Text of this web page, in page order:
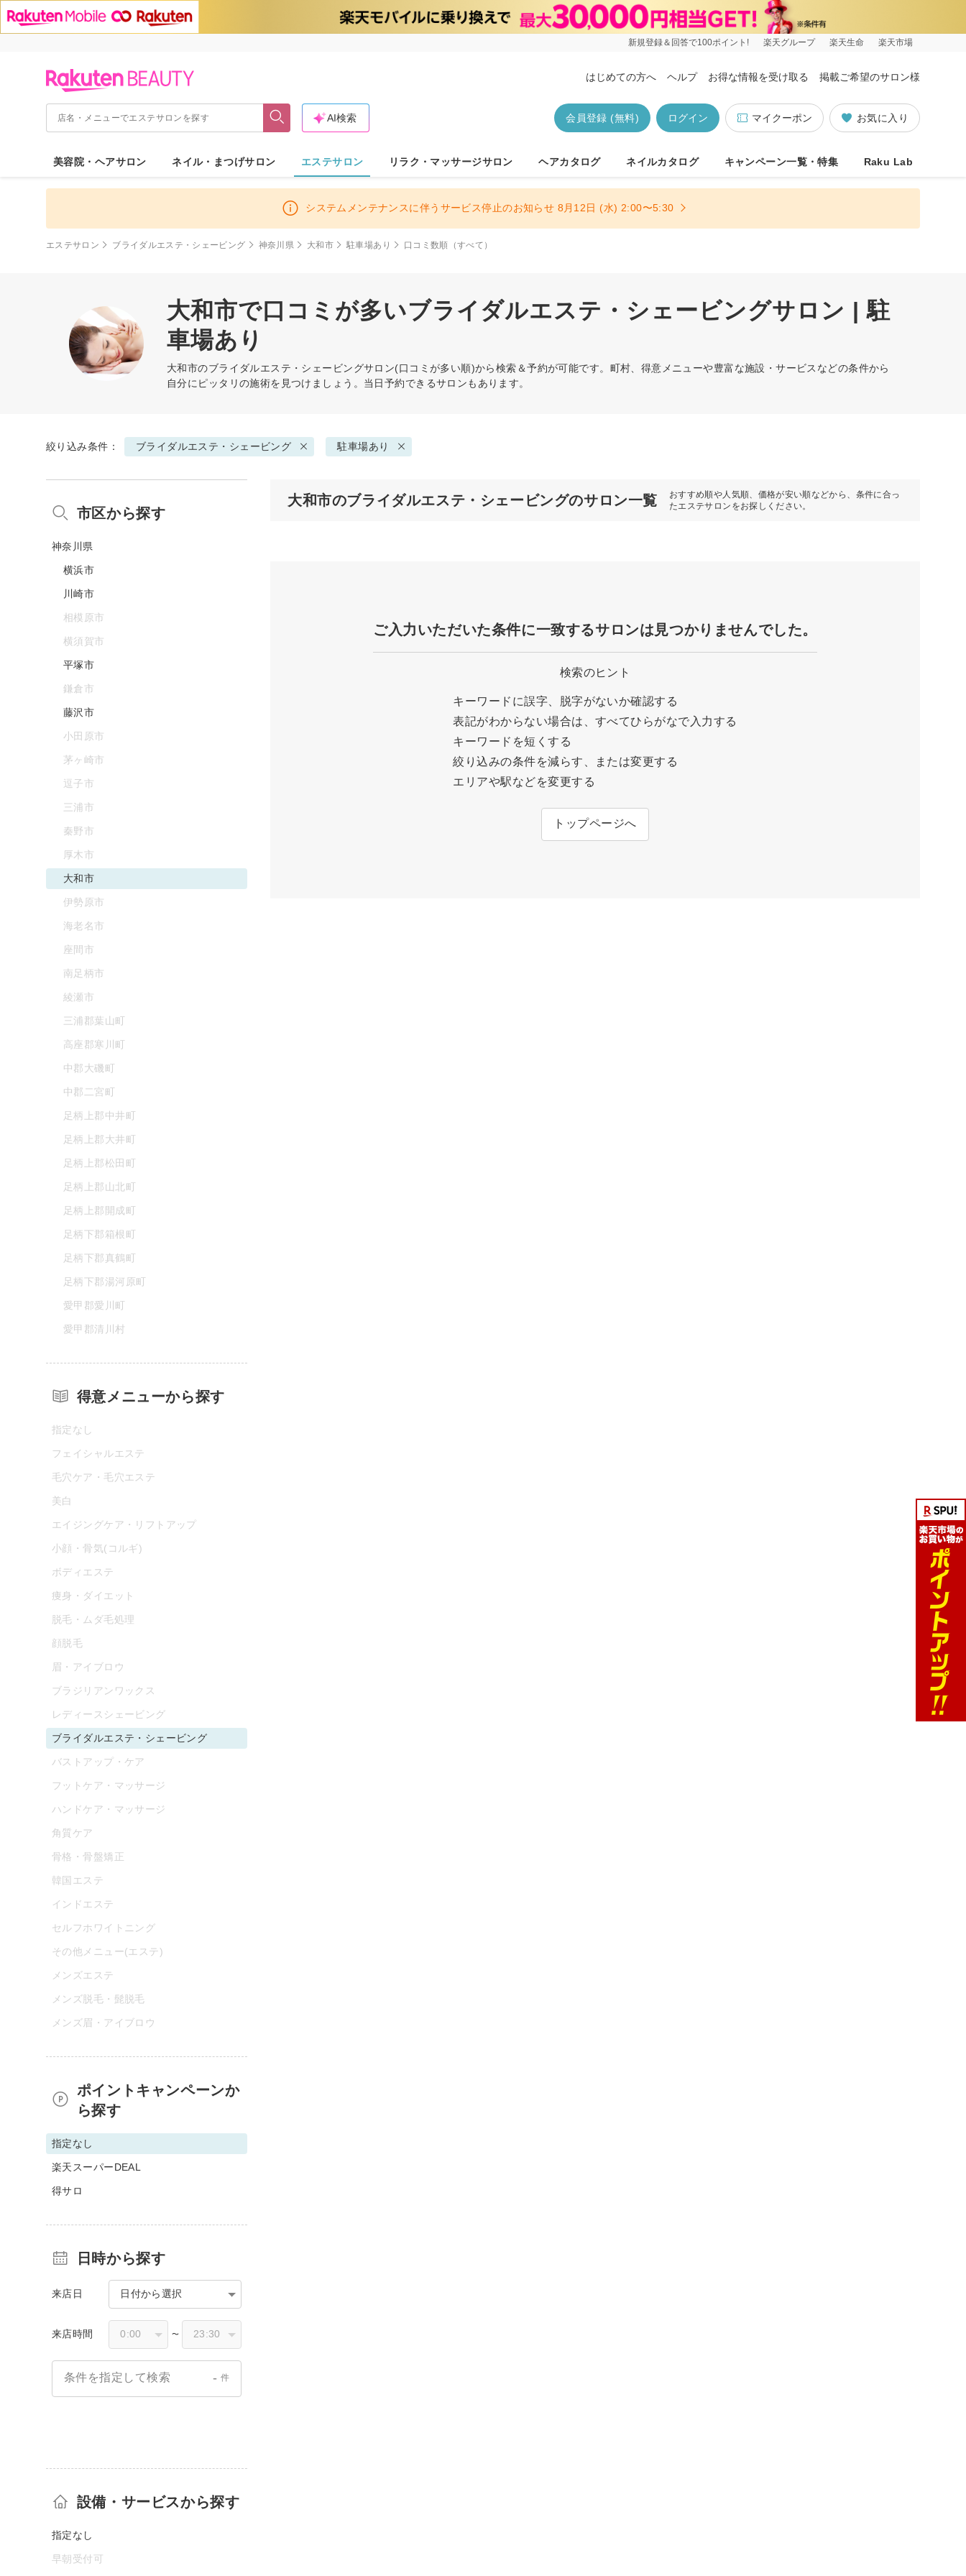
新規登録＆回答で100ポイント! 楽天グループ 楽天生命 楽天市場
はじめての方へ ヘルプ お得な情報を受け取る 掲載ご希望のサロン様
お気に入り
マイクーポン
ログイン
会員登録 (無料)
AI検索
美容院・ヘアサロン ネイル・まつげサロン エステサロン リラク・マッサージサロン ヘアカタログ ネイルカタログ キャンペーン一覧・特集 Raku Lab
システムメンテナンスに伴うサービス停止のお知らせ 8月12日 (水) 2:00〜5:30
エステサロン ブライダルエステ・シェービング 神奈川県 大和市 駐車場あり 口コミ数順（すべて）
大和市で口コミが多いブライダルエステ・シェービングサロン | 駐
車場あり
大和市のブライダルエステ・シェービングサロン(口コミが多い順)から検索＆予約が可能です。町村、得意メニューや豊富な施設・サービスなどの条件から
自分にピッタリの施術を見つけましょう。当日予約できるサロンもあります。
絞り込み条件： ブライダルエステ・シェービング 駐車場あり
大和市のブライダルエステ・シェービングのサロン一覧
おすすめ順や人気順、価格が安い順などから、条件に合っ
たエステサロンをお探しください。
ご入力いただいた条件に一致するサロンは見つかりませんでした。
検索のヒント
キーワードに誤字、脱字がないか確認する
表記がわからない場合は、すべてひらがなで入力する
キーワードを短くする
絞り込みの条件を減らす、または変更する
エリアや駅などを変更する
トップページへ
市区から探す
神奈川県
横浜市
川崎市
相模原市
横須賀市
平塚市
鎌倉市
藤沢市
小田原市
茅ヶ崎市
逗子市
三浦市
秦野市
厚木市
大和市
伊勢原市
海老名市
座間市
南足柄市
綾瀬市
三浦郡葉山町
高座郡寒川町
中郡大磯町
中郡二宮町
足柄上郡中井町
足柄上郡大井町
足柄上郡松田町
足柄上郡山北町
足柄上郡開成町
足柄下郡箱根町
足柄下郡真鶴町
足柄下郡湯河原町
愛甲郡愛川町
愛甲郡清川村
得意メニューから探す
指定なし
フェイシャルエステ
毛穴ケア・毛穴エステ
美白
エイジングケア・リフトアップ
小顔・骨気(コルギ)
ボディエステ
痩身・ダイエット
脱毛・ムダ毛処理
顔脱毛
眉・アイブロウ
ブラジリアンワックス
レディースシェービング
ブライダルエステ・シェービング
バストアップ・ケア
フットケア・マッサージ
ハンドケア・マッサージ
角質ケア
骨格・骨盤矯正
韓国エステ
インドエステ
セルフホワイトニング
その他メニュー(エステ)
メンズエステ
メンズ脱毛・髭脱毛
メンズ眉・アイブロウ
ポイントキャンペーンか
ら探す
指定なし
楽天スーパーDEAL
得サロ
日時から探す
来店日 日付から選択
来店時間 〜
条件を指定して検索 - 件
設備・サービスから探す
指定なし
早朝受付可